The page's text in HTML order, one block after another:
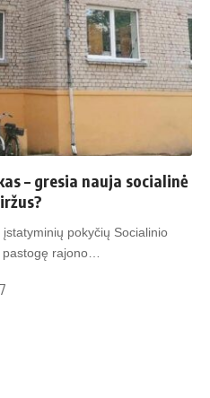
– gresia nauja socialinė
pokyčių Socialinio
pastogę rajono…